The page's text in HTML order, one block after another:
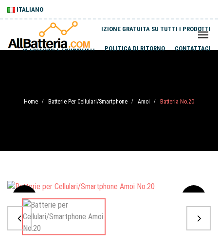
ITALIANO
SPEDIZIONE GRATUITA SU TUTTI I PRODOTTI
SPEDIZIONI E PAGAMENTI POLITICA DI RITORNO CONTATTACI
Home / Batterie Per Cellulari/Smartphone / Amoi / Batteria No.20
Sale